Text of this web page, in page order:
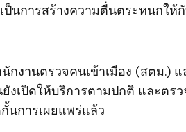
ป็นการสร้างความตื่นตระหนกให้
กงานตรวจคนเข้าเมือง (สตม.)
งเปิดให้บริการตามปกติ และตร
นการเผยแพร่แล้ว